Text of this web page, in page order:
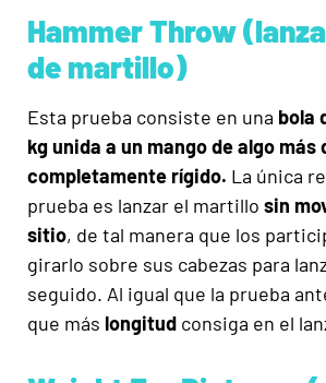
Hammer Throw
de martillo)
Esta prueba consiste en una bola
kg unida a un mango de algo más
completamente rígido. La única
prueba es lanzar el martillo sin
sitio, de tal manera que los
girarlo sobre sus cabezas para
seguido. Al igual que la prueba
que más longitud consiga en el